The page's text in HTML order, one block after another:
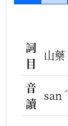
詞
目
山藥
音
讀
san ˊ